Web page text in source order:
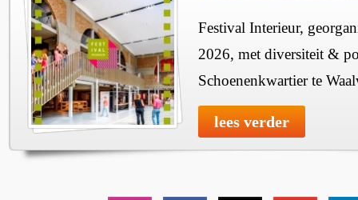
Festival Interieur,
2026, met diversiteit &
Schoenenkwartier te
lees verder